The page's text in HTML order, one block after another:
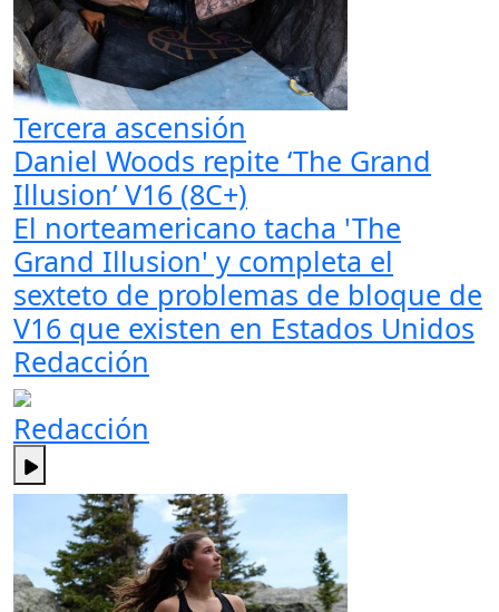
Tercera ascensión
Daniel Woods repite ‘The Grand
Illusion’ V16 (8C+)
El norteamericano tacha 'The
Grand Illusion' y completa el
sexteto de problemas de bloque de
V16 que existen en Estados Unidos
Redacción
Redacción